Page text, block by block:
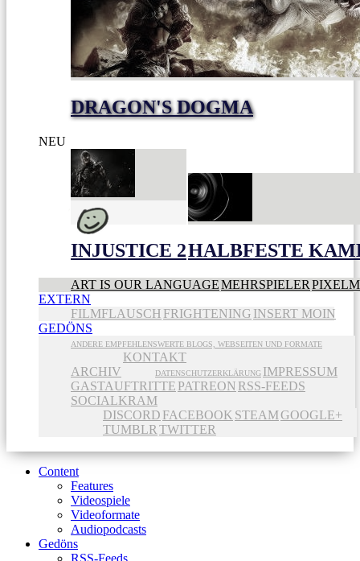
DRAGON'S DOGMA
NEU
INJUSTICE 2HALBFESTE
ART IS OUR LANGUAGEMEHRSPIELER
EXTERN
FILMFLAUSCH FRIGHTENING INSERT MOIN
GEDÖNS
ANDERE EMPFEHLENSWERTE BLOGS, WEBSEITEN UND FORMATE
ARCHIV
KONTAKT
DATENSCHUTZERKLÄRUNG IMPRESSUM
GASTAUFTRITTE PATREON RSS-FEEDS
SOCIALKRAM
DISCORD FACEBOOK STEAMGOOGLE+
TUMBLR TWITTER
Content
Features
Videospiele
Videoformate
Audiopodcasts
Gedöns